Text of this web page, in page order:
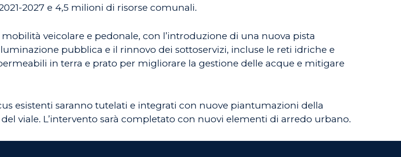
2027 e 4,5 milioni di risorse comunali.
veicolare e pedonale, con l’introduzione di una nuova pista
pubblica e il rinnovo dei sottoservizi, incluse le reti idriche e
in terra e prato per migliorare la gestione delle acque e mitigare
esistenti saranno tutelati e integrati con nuove piantumazioni della
viale. L’intervento sarà completato con nuovi elementi di arredo urbano.